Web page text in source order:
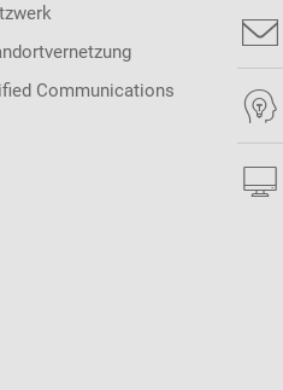
Communications


